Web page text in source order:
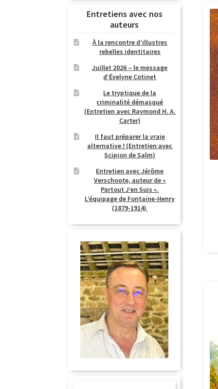
Entretiens avec nos
auteurs
À la rencontre d’illustres
rebelles identitaires
Juillet 2026 – le message
d’Évelyne Cotinet
Le tryptique de la
criminalité démasqué
(Entretien avec Raymond H. A.
Carter)
Il faut préparer la vraie
alternative ! (Entretien avec
Scipion de Salm)
Entretien avec Jérôme
Verschoote, auteur de «
Partout J’en Suis ».
L’équipage de Fontaine-Henry
(1879-1914)